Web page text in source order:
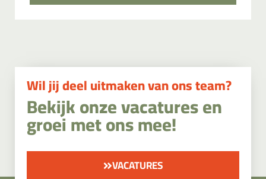
Wil jij deel uitmaken van ons team?
Bekijk onze vacatures en
groei met ons mee!
VACATURES